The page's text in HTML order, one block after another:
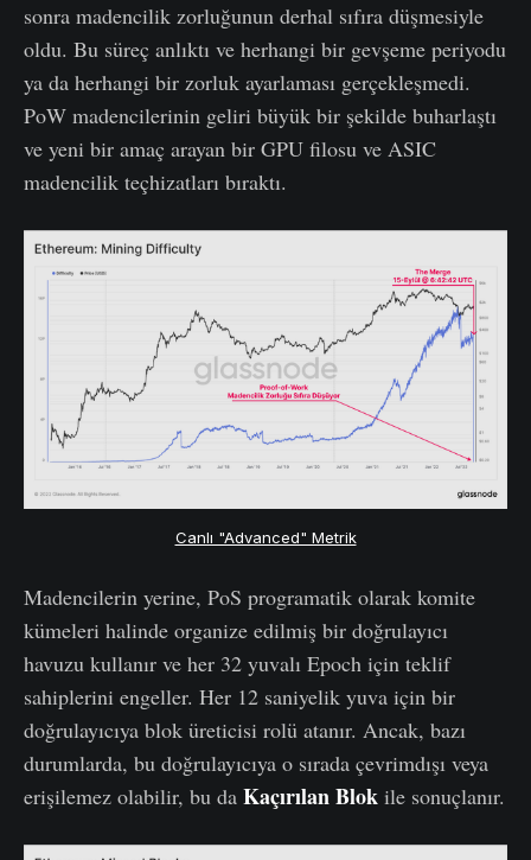
sonra madencilik zorluğunun derhal sıfıra düşmesiyle
oldu. Bu süreç anlıktı ve herhangi bir gevşeme periyodu
ya da herhangi bir zorluk ayarlaması gerçekleşmedi.
PoW madencilerinin geliri büyük bir şekilde buharlaştı
ve yeni bir amaç arayan bir GPU filosu ve ASIC
madencilik teçhizatları bıraktı.
Canlı "Advanced" Metrik
Madencilerin yerine, PoS programatik olarak komite
kümeleri halinde organize edilmiş bir doğrulayıcı
havuzu kullanır ve her 32 yuvalı Epoch için teklif
sahiplerini engeller. Her 12 saniyelik yuva için bir
doğrulayıcıya blok üreticisi rolü atanır. Ancak, bazı
durumlarda, bu doğrulayıcıya o sırada çevrimdışı veya
erişilemez olabilir, bu da Kaçırılan Blok ile sonuçlanır.